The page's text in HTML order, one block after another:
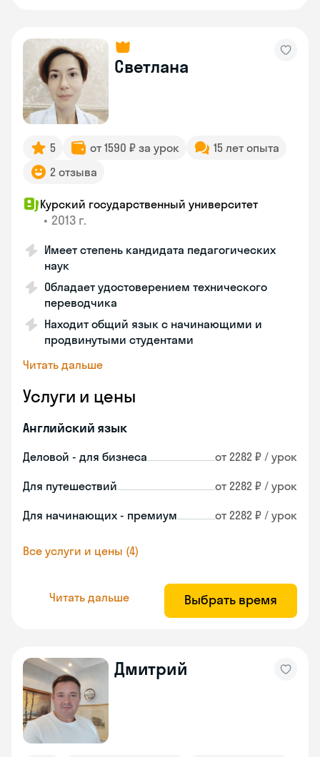
Светлана
5 от 1590 ₽ за урок
15 лет опыта
2 отзыва
Курский государственный университет
• 2013 г.
Имеет степень кандидата педагогических
наук
Обладает удостоверением технического
переводчика
Находит общий язык с начинающими и
продвинутыми студентами
Читать дальше
Услуги и цены
Английский язык
Деловой - для бизнеса от 2282 ₽ / урок
Для путешествий от 2282 ₽ / урок
Для начинающих - премиум от 2282 ₽ / урок
Все услуги и цены (4)
Читать дальше Выбрать время
Дмитрий